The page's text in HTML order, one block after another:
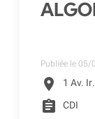
Publiée le 05/
location_on 1 Av.
assignment CDI